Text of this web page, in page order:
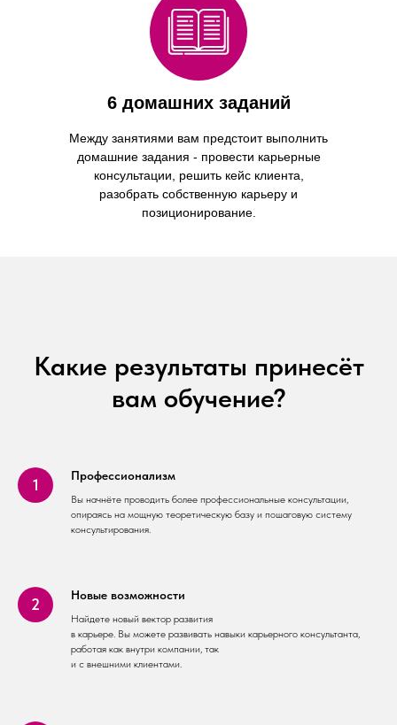
6 домашних заданий
Между занятиями вам предстоит выполнить
домашние задания - провести карьерные
консультации, решить кейс клиента,
разобрать собственную карьеру и
позиционирование.
Какие результаты принесёт
вам обучение?
Профессионализм
Вы начнёте проводить более профессиональные консультации,
опираясь на мощную теоретическую базу и пошаговую систему
консультирования.
Новые возможности
Найдете новый вектор развития
в карьере. Вы можете развивать навыки карьерного консультанта,
работая как внутри компании, так
и с внешними клиентами.